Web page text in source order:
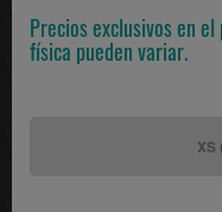
Precios exclusivos en
física pueden variar.